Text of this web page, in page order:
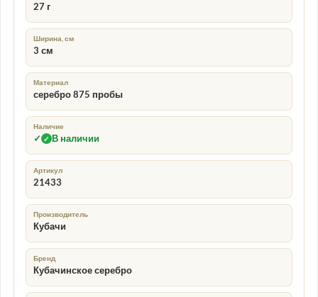
27 г
Ширина, см
3 см
Материал
серебро 875 пробы
Наличие
✓ ✓ В наличии
Артикул
21433
Производитель
Кубачи
Бренд
Кубачинское серебро